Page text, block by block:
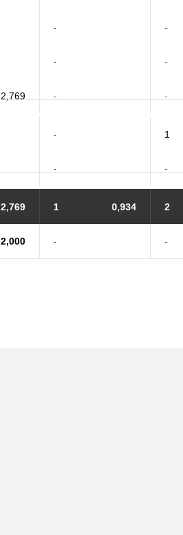
- -
- -
- -
2,769
- 1
- -
2,769 1 0,934 2
2,000 - -